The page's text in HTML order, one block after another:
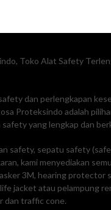
Toko Alat Safety
dan perlengkapan
Proteksindo adalah
yang lengkap dan
safety, sepatu safety
kami menyediakan
3M, hearing
jacket atau pelampung
dan traffic cone.